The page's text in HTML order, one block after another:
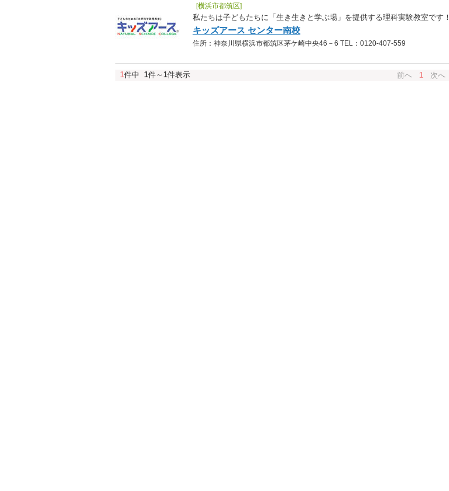
[横浜市都筑区]
私たちは子どもたちに「生き生きと学ぶ場」を提供する理科実験教室です！
キッズアース センター南校
住所：神奈川県横浜市都筑区茅ケ崎中央46－6 TEL：0120-407-559
1件中 1件～ 1件表示 前へ 1 次へ